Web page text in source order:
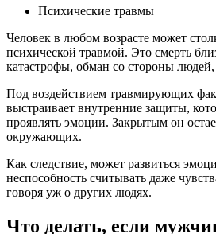
Психические травмы
Человек в любом возрасте может
психической травмой. Это смерть
катастрофы, обман со стороны
Под воздействием травмирующих
выстраивает внутренние защиты,
проявлять эмоции. Закрытым он
окружающих.
Как следствие, может развиться
неспособность считывать даже
говоря уж о других людях.
Что делать, если